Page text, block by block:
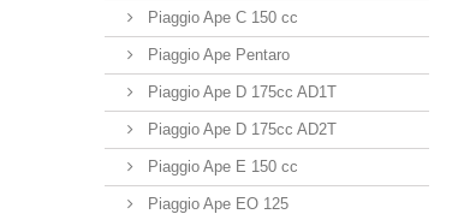
Piaggio Ape C 150 cc
Piaggio Ape Pentaro
Piaggio Ape D 175cc AD1T
Piaggio Ape D 175cc AD2T
Piaggio Ape E 150 cc
Piaggio Ape EO 125